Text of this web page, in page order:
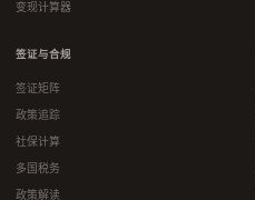
变现计算器
签证与合规
签证矩阵
政策追踪
社保计算
多国税务
政策解读